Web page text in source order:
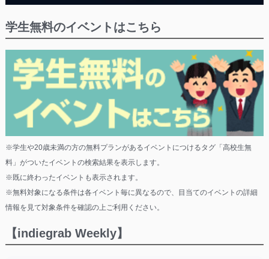
学生無料のイベントはこちら
※学生や20歳未満の方の無料プランがあるイベントにつけるタグ「高校生無
料」がついたイベントの検索結果を表示します。
※既に終わったイベントも表示されます。
※無料対象になる条件は各イベント毎に異なるので、目当てのイベントの詳細
情報を見て対象条件を確認の上ご利用ください。
【indiegrab Weekly】